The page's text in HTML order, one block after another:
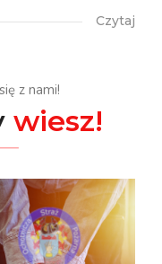
Czytaj
z nami!
wiesz!